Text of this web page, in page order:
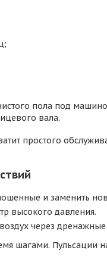
пола под
вала.
простого
и заменить
высокого давления.
через
шагами.